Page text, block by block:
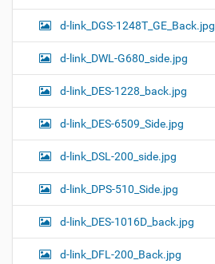
d-link_DGS-1248T_GE_Back.jpg
d-link_DWL-G680_side.jpg
d-link_DES-1228_back.jpg
d-link_DES-6509_Side.jpg
d-link_DSL-200_side.jpg
d-link_DPS-510_Side.jpg
d-link_DES-1016D_back.jpg
d-link_DFL-200_Back.jpg